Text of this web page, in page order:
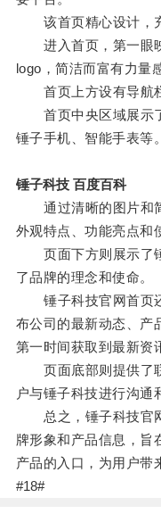
该首页精心设计，充
进入首页，第一眼映
logo，简洁而富有力量
首页上方设有导航栏
首页中央区域展示了
锤子手机、智能手表等。
锤子科技 百度百科
通过清晰的图片和简
外观特点、功能亮点和
页面下方则展示了锤
了品牌的理念和使命。
锤子科技官网首页还
布公司的最新动态、产
第一时间获取到最新资
页面底部则提供了联
户与锤子科技进行沟通
总之，锤子科技官网
牌形象和产品信息，旨
产品的入口，为用户带
#18#